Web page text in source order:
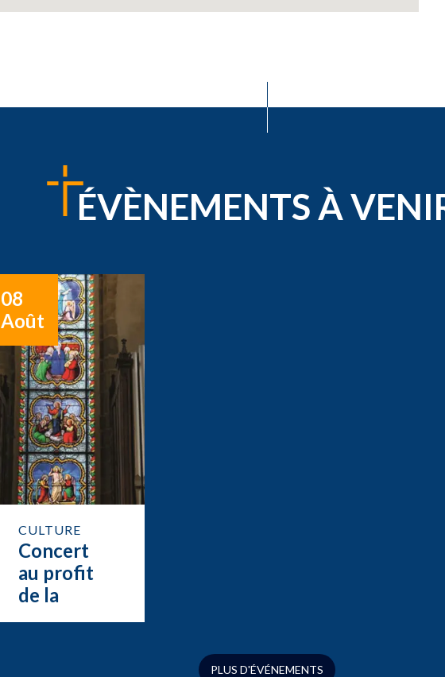
ÉVÈNEMENTS À
08
Août
CULTURE
Concert
au profit
de la
restauration
PLUS D'ÉVÉNEMENTS